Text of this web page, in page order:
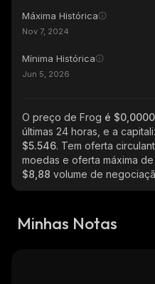
Máxima Histórica
Nov 7, 2024
Mínima Histórica
Jun 5, 2026
O preço de Frog é
últimas 24 horas, e a
$5.546. Tem oferta
moedas e oferta máxima de
$8,88 volume de
Minhas Notas